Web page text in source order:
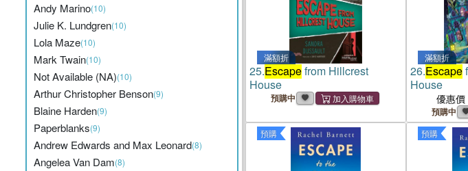
Andy Marino(10)
Julie K. Lundgren(10)
Lola Maze(10)
Mark Twain(10)
Not Available (NA)(10)
Arthur Christopher Benson(9)
Blaine Harden(9)
Paperblanks(9)
Andrew Edwards and Max Leonard(8)
Angelea Van Dam(8)
滿額折
25.Escapefrom Hillcrest
House
預購中
滿額折
26.Escape
House
優惠價
預購中
預購 預購